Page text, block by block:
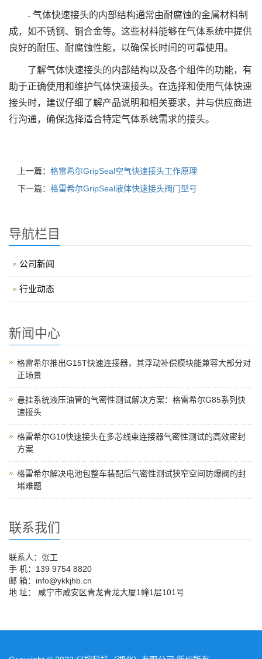
- 气体快速接头的内部结构通常由耐腐蚀的金属材料制
成，如不锈钢、铜合金等。这些材料能够在气体系统中提供
良好的耐压、耐腐蚀性能，以确保长时间的可靠使用。
了解气体快速接头的内部结构以及各个组件的功能，有
助于正确使用和维护气体快速接头。在选择和使用气体快速
接头时，建议仔细了解产品说明和相关要求，并与供应商进
行沟通，确保选择适合特定气体系统需求的接头。
上一篇： 格雷希尔GripSeal空气快速接头工作原理
下一篇： 格雷希尔GripSeal液体快速接头阀门型号
导航栏目
公司新闻
行业动态
新闻中心
格雷希尔推出G15T快速连接器，其浮动补偿模块能兼容大部分对
正场景
悬挂系统液压油管的气密性测试解决方案：格雷希尔G85系列快
速接头
格雷希尔G10快速接头在多芯线束连接器气密性测试的高效密封
方案
格雷希尔解决电池包整车装配后气密性测试狭窄空间防爆阀的封
堵难题
联系我们
联系人：张工
手 机：139 9754 8820
邮 箱：info@ykkjhb.cn
地 址： 咸宁市咸安区青龙青龙大厦1幢1层101号